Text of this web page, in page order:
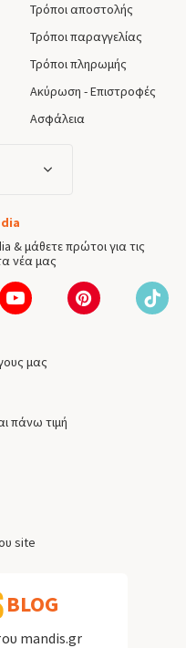
Τρόποι αποστολής
Τρόποι παραγγελίας
Τρόποι πληρωμής
Ακύρωση - Επιστροφές
Ασφάλεια
& μάθετε πρώτοι για τις
νέα μας
μας
πάνω τιμή
site
BLOG
mandis.gr